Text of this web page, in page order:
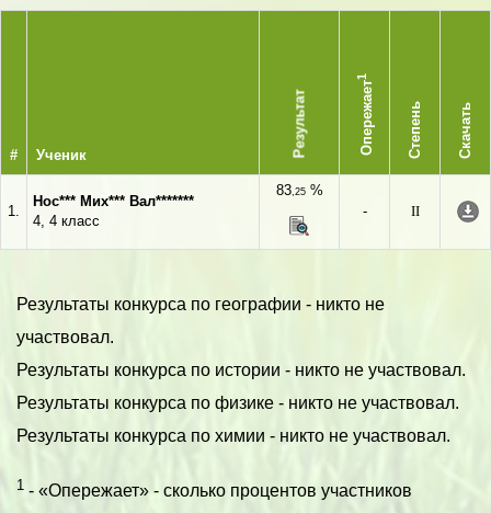
# Ученик Результат Опережает
1
Степень Скачать
1.
Нос*** Мих*** Вал*******
4, 4 класс
83,25%
-
II
Результаты конкурса по географии - никто не
участвовал.
Результаты конкурса по истории - никто не участвовал.
Результаты конкурса по физике - никто не участвовал.
Результаты конкурса по химии - никто не участвовал.
1 - «Опережает» - сколько процентов участников